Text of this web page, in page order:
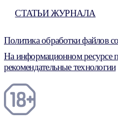
СТАТЬИ ЖУРНАЛА
Политика обработки файлов
На информационном ресурсе
рекомендательные технологии